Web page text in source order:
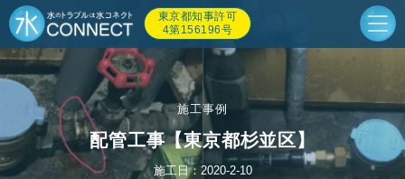
東京都知事許可
4第156196号
施工事例
配管工事【東京都杉並区】
施工日：2020-2-10